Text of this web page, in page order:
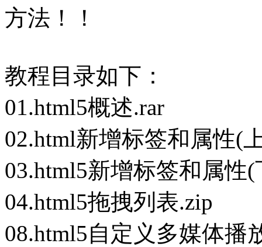
方法！！
教程目录如下：
01.html5概述.rar
02.html新增标签和属性(
03.html5新增标签和属性(
04.html5拖拽列表.zip
08.html5自定义多媒体播